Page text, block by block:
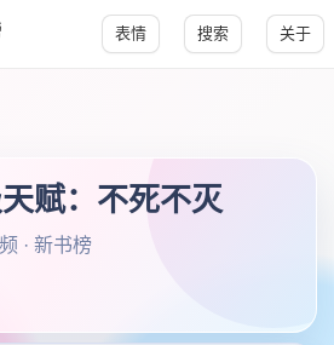
表情 搜索 关于
赋：不死不灭
· 新书榜